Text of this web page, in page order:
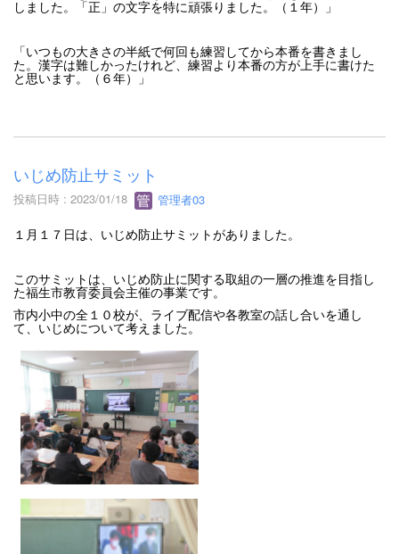
しました。「正」の文字を特に頑張りました。（１年）」
「いつもの大きさの半紙で何回も練習してから本番を書きまし
た。漢字は難しかったけれど、練習より本番の方が上手に書けた
と思います。（６年）」
いじめ防止サミット
投稿日時 : 2023/01/18 管理者03
１月１７日は、いじめ防止サミットがありました。
このサミットは、いじめ防止に関する取組の一層の推進を目指し
た福生市教育委員会主催の事業です。
市内小中の全１０校が、ライブ配信や各教室の話し合いを通し
て、いじめについて考えました。